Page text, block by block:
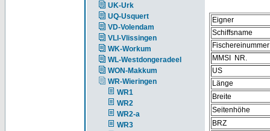
UK-Urk
UQ-Usquert
VD-Volendam
VLI-Vlissingen
WK-Workum
WL-Westdongeradeel
WON-Makkum
WR-Wieringen
WR1
WR2
WR2-a
WR3
Eigner
Schiffsname
Fischereinummer
MMSI NR.
US
Länge
Breite
Seitenhöhe
BRZ